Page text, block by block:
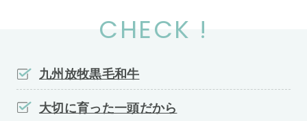
CHECK !
九州放牧黒毛和牛
大切に育った一頭だから